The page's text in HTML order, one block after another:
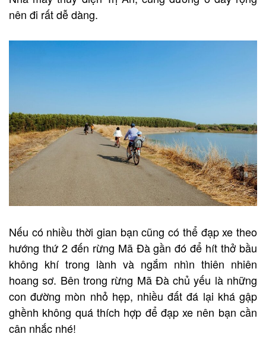
nên đi rất dễ dàng.
Nếu có nhiều thời gian bạn cũng có thể đạp xe theo
hướng thứ 2 đến rừng Mã Đà gần đó để hít thở bầu
không khí trong lành và ngắm nhìn thiên nhiên
hoang sơ. Bên trong rừng Mã Đà chủ yếu là những
con đường mòn nhỏ hẹp, nhiều đất đá lại khá gập
ghềnh không quá thích hợp để đạp xe nên bạn cần
cân nhắc nhé!